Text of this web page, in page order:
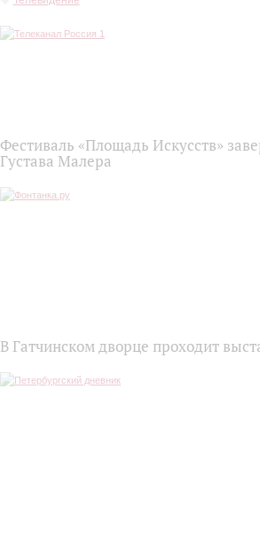
Фестиваль «Площадь Искусств»
Густава Малера
В Гатчинском дворце проходит